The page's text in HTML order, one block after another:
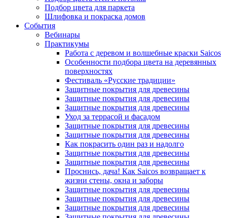
Подбор цвета для паркета
Шлифовка и покраска домов
События
Вебинары
Практикумы
Работа с деревом и волшебные краски Saicos
Особенности подбора цвета на деревянных
поверхностях
Фестиваль «Русские традиции»
Защитные покрытия для древесины
Защитные покрытия для древесины
Защитные покрытия для древесины
Уход за террасой и фасадом
Защитные покрытия для древесины
Защитные покрытия для древесины
Как покрасить один раз и надолго
Защитные покрытия для древесины
Защитные покрытия для древесины
Проснись, дача! Как Saicos возвращает к
жизни стены, окна и заборы
Защитные покрытия для древесины
Защитные покрытия для древесины
Защитные покрытия для древесины